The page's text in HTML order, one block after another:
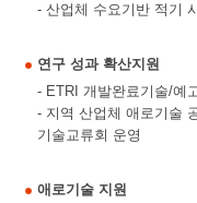
- 산업체 수요기반 적기
연구 성과 확산지원
- ETRI 개발완료기술/예
- 지역 산업체 애로기술
기술교류회 운영
애로기술 지원